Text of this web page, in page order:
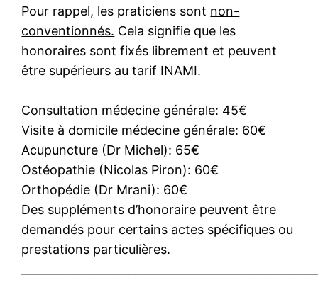
Pour rappel, les praticiens sont non-
conventionnés. Cela signifie que les
honoraires sont fixés librement et peuvent
être supérieurs au tarif INAMI.
Consultation médecine générale: 45€
Visite à domicile médecine générale: 60€
Acupuncture (Dr Michel): 65€
Ostéopathie (Nicolas Piron): 60€
Orthopédie (Dr Mrani): 60€
Des suppléments d’honoraire peuvent être
demandés pour certains actes spécifiques ou
prestations particulières.